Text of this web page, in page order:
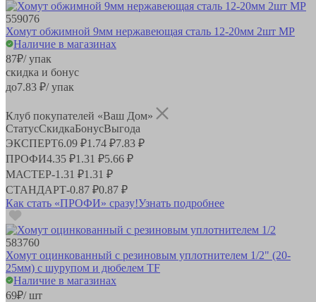
559076
Хомут обжимной 9мм нержавеющая сталь 12-20мм 2шт MP
Наличие в магазинах
87₽/ упак
скидка и бонус
до7.83 ₽/ упак
Клуб покупателей «Ваш Дом»
СтатусСкидкаБонусВыгода
ЭКСПЕРТ6.09 ₽1.74 ₽7.83 ₽
ПРОФИ4.35 ₽1.31 ₽5.66 ₽
МАСТЕР-1.31 ₽1.31 ₽
СТАНДАРТ-0.87 ₽0.87 ₽
Как стать «ПРОФИ» сразу!Узнать подробнее
583760
Хомут оцинкованный с резиновым уплотнителем 1/2" (20-
25мм) с шурупом и дюбелем TF
Наличие в магазинах
69₽/ шт